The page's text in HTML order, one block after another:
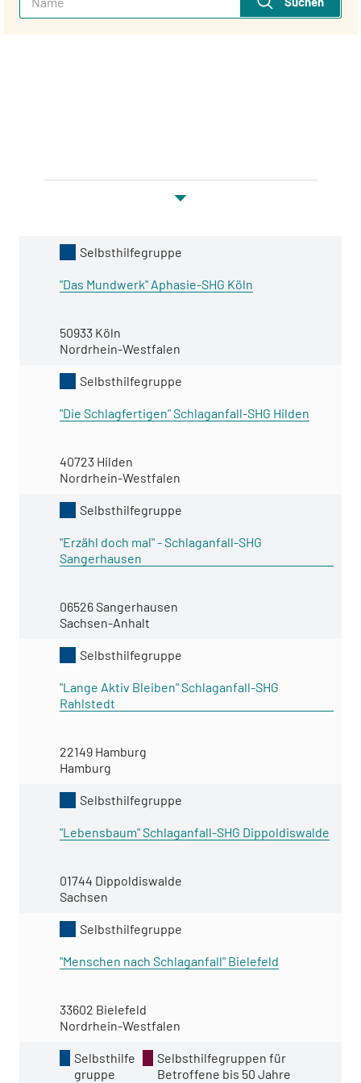
Kategorie
Name
Selbsthilfegruppe
"Das Mundwerk" Aphasie-SHG Köln
50933 Köln
Nordrhein-Westfalen
Selbsthilfegruppe
"Die Schlagfertigen" Schlaganfall-SHG Hilden
40723 Hilden
Nordrhein-Westfalen
Selbsthilfegruppe
"Erzähl doch mal" - Schlaganfall-SHG
Sangerhausen
06526 Sangerhausen
Sachsen-Anhalt
Selbsthilfegruppe
"Lange Aktiv Bleiben" Schlaganfall-SHG
Rahlstedt
22149 Hamburg
Hamburg
Selbsthilfegruppe
"Lebensbaum" Schlaganfall-SHG Dippoldiswalde
01744 Dippoldiswalde
Sachsen
Selbsthilfegruppe
"Menschen nach Schlaganfall" Bielefeld
33602 Bielefeld
Nordrhein-Westfalen
Selbsthilfe
gruppe
Selbsthilfegruppen für
Betroffene bis 50 Jahre